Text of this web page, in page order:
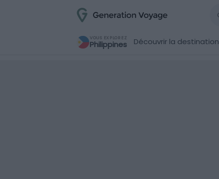
VOUS EXPLOREZ
Philippines Découvrir la destination